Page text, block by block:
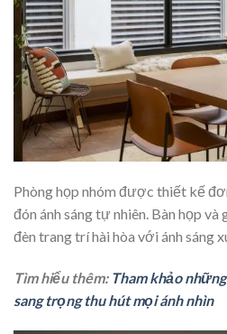
Phòng họp nhóm được thiết kế
đón ánh sáng tự nhiên. Bàn họp
đèn trang trí hài hòa với ánh sáng
Tìm hiểu thêm: Tham khảo
sang trọng thu hút mọi ánh nhìn